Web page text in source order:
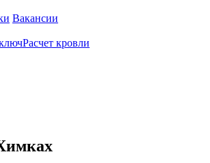
Вакансии
Расчет кровли